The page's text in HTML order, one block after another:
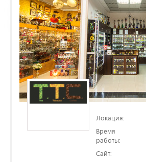
Локация:
Время
работы:
Сайт: